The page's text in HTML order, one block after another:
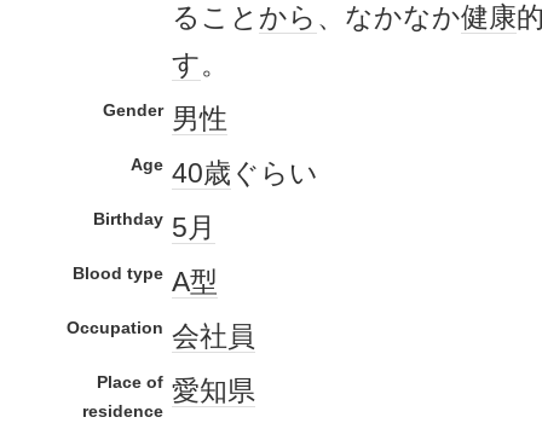
ること から 、なかなか健康
す。
Gender 男性
Age 40歳 ぐらい
Birthday 5月
Blood type A型
Occupation 会社員
Place of
residence
愛知県